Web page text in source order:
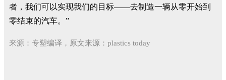
者，我们可以实现我们的目标——去制造一辆从零开始到
零结束的汽车。”
来源：专塑编译，原文来源：plastics today